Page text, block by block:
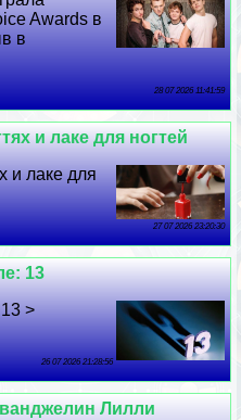
Awards в
в
28 07 2026 11:41:59
и лаке для ногтей
и лаке для
27 07 2026 23:20:30
13
>
26 07 2026 21:28:56
Лилли